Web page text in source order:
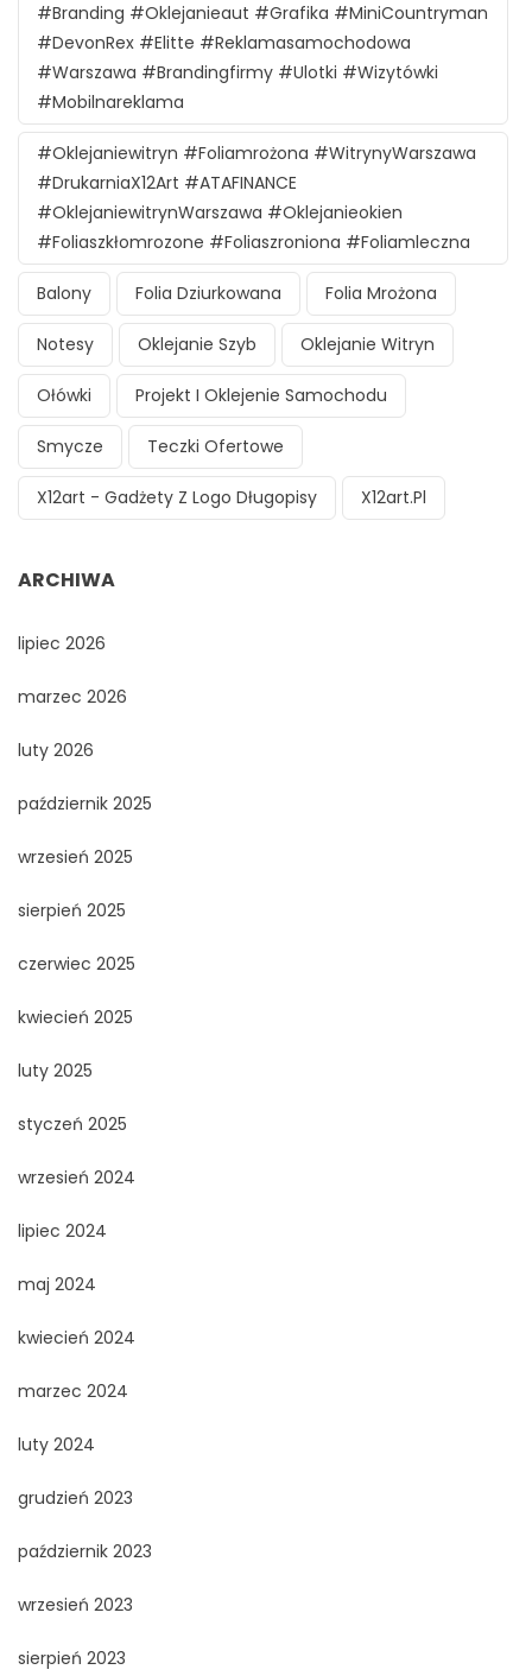
#branding #oklejanieaut #grafika #MiniCountryman
#DevonRex #Elitte #reklamasamochodowa
#Warszawa #brandingfirmy #ulotki #wizytówki
#mobilnareklama
#oklejaniewitryn #foliamrożona #witrynyWarszawa
#DrukarniaX12Art #ATAFINANCE
#oklejaniewitrynWarszawa #oklejanieokien
#foliaszkłomrozone #foliaszroniona #foliamleczna
Balony Folia Dziurkowana Folia Mrożona
Notesy Oklejanie Szyb Oklejanie Witryn
Ołówki Projekt I Oklejenie Samochodu
Smycze Teczki Ofertowe
X12art - Gadżety Z Logo Długopisy X12art.pl
ARCHIWA
lipiec 2026
marzec 2026
luty 2026
październik 2025
wrzesień 2025
sierpień 2025
czerwiec 2025
kwiecień 2025
luty 2025
styczeń 2025
wrzesień 2024
lipiec 2024
maj 2024
kwiecień 2024
marzec 2024
luty 2024
grudzień 2023
październik 2023
wrzesień 2023
sierpień 2023